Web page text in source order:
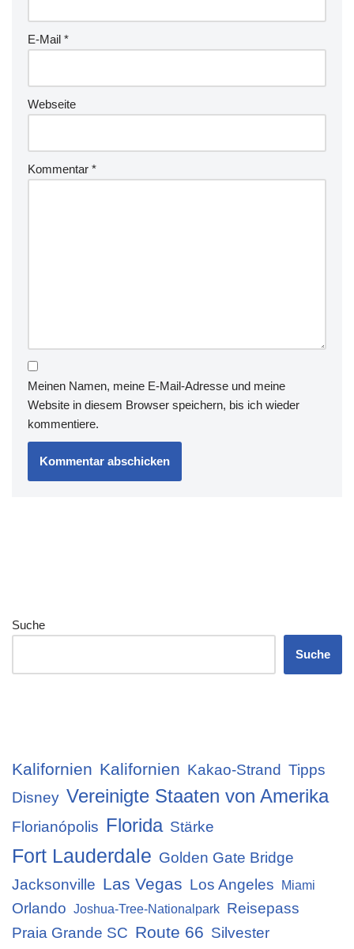
E-Mail *
Webseite
Kommentar *
Meinen Namen, meine E-Mail-Adresse und meine
Website in diesem Browser speichern, bis ich wieder
kommentiere.
Suche
Suche
Kalifornien Kalifornien Kakao-Strand Tipps
Disney Vereinigte Staaten von Amerika
Florianópolis Florida Stärke
Fort Lauderdale Golden Gate Bridge
Jacksonville Las Vegas Los Angeles Miami
Orlando Joshua-Tree-Nationalpark Reisepass
Praia Grande SC Route 66 Silvester